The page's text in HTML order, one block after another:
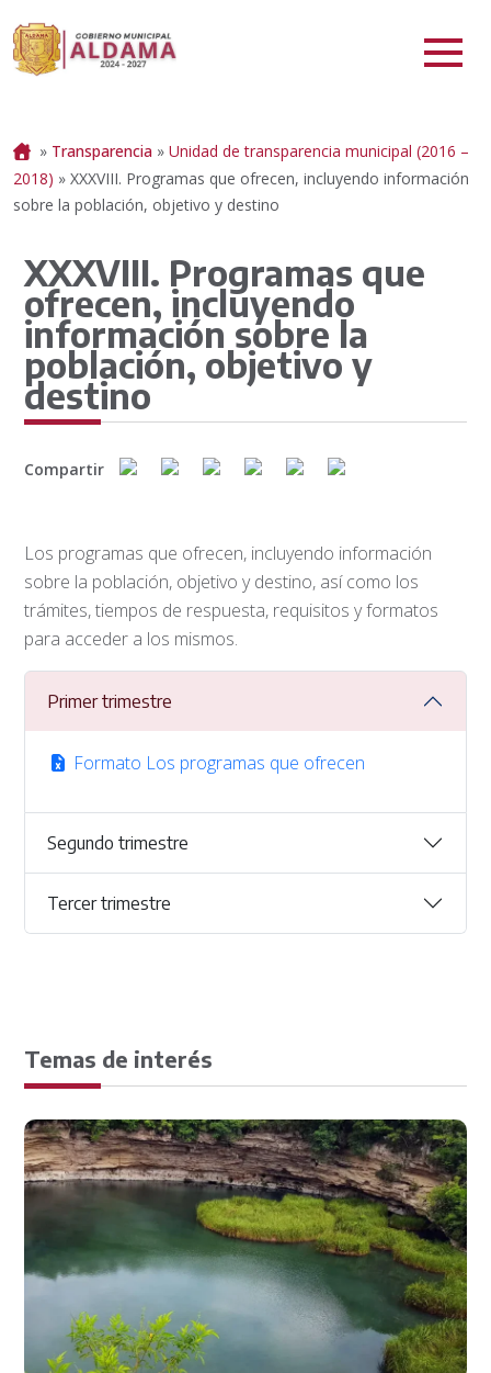
Portada
» Transparencia » Unidad de transparencia municipal (2016 –
2018) » XXXVIII. Programas que ofrecen, incluyendo información
sobre la población, objetivo y destino
XXXVIII. Programas que
ofrecen, incluyendo
información sobre la
población, objetivo y
destino
Compartir
Los programas que ofrecen, incluyendo información
sobre la población, objetivo y destino, así como los
trámites, tiempos de respuesta, requisitos y formatos
para acceder a los mismos.
Primer trimestre
Formato Los programas que ofrecen
Segundo trimestre
Tercer trimestre
Temas de interés